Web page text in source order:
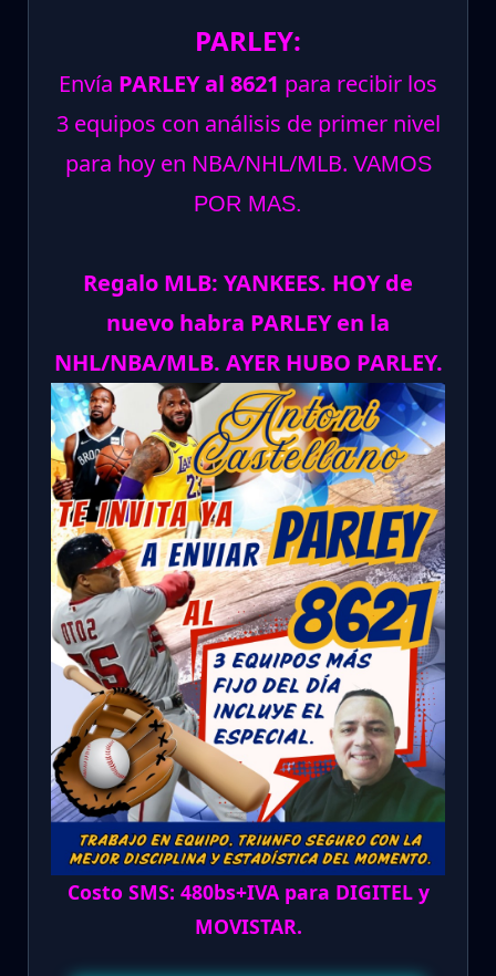
PARLEY:
Envía PARLEY al 8621 para recibir los
3 equipos con análisis de primer nivel
para hoy en NBA/NHL/MLB. VAMOS
POR MAS.
Regalo MLB: YANKEES. HOY de
nuevo habra PARLEY en la
NHL/NBA/MLB. AYER HUBO PARLEY.
Costo SMS: 480bs+IVA para DIGITEL y
MOVISTAR.